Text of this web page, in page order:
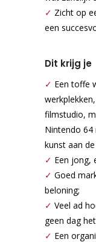
✓ Zicht op
een
Dit krijg je
✓ Een toffe
filmstudio,
Nintendo
kunst aan
✓ Een jong,
✓ Goed
beloning;
✓ Veel ad
geen dag
✓ Een